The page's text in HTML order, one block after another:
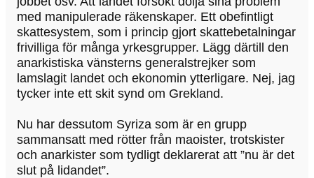
med manipulerade räkenskaper. Ett obefintligt
skattesystem, som i princip gjort skattebetalningar
frivilliga för många yrkesgrupper. Lägg därtill den
anarkistiska vänsterns generalstrejker som
lamslagit landet och ekonomin ytterligare. Nej, jag
tycker inte ett skit synd om Grekland.
Nu har dessutom Syriza som är en grupp
sammansatt med rötter från maoister, trotskister
och anarkister som tydligt deklarerat att ”nu är det
slut på lidandet”.